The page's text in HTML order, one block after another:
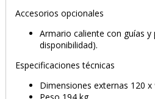
Accesorios opcionales
Armario caliente con guías y
disponibilidad).
Especificaciones técnicas
Dimensiones externas 120 x